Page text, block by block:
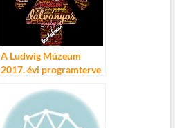
A Ludwig Múzeum
2017. évi programterve